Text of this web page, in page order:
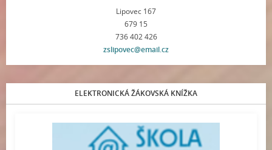
Lipovec 167
679 15
736 402 426
zslipovec@email.cz
ELEKTRONICKÁ ŽÁKOVSKÁ KNÍŽKA